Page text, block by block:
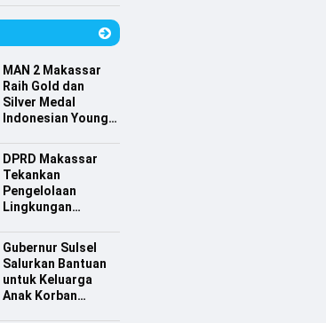
MAN 2 Makassar
Raih Gold dan
Silver Medal
Indonesian Young
DPRD Makassar
Tekankan
Pengelolaan
Lingkungan
Sampah jadi
Perhatian Utama
Gubernur Sulsel
Salurkan Bantuan
untuk Keluarga
Anak Korban